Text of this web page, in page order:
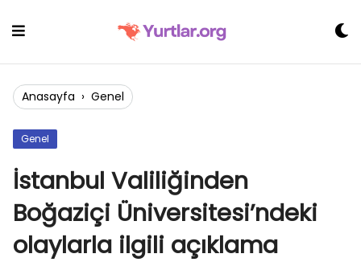
Anasayfa › Genel
Genel
İstanbul Valiliğinden
Boğaziçi Üniversitesi’ndeki
olaylarla ilgili açıklama